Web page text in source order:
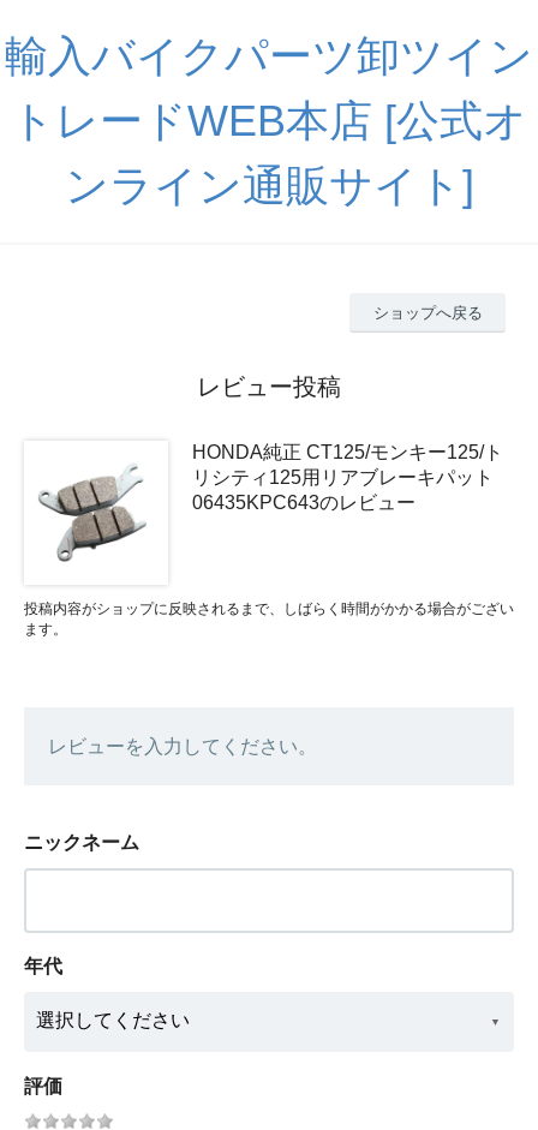
輸入バイクパーツ卸ツイン
トレードWEB本店 [公式オ
ンライン通販サイト]
ショップへ戻る
レビュー投稿
HONDA純正 CT125/モンキー125/ト
リシティ125用リアブレーキパット
06435KPC643のレビュー
投稿内容がショップに反映されるまで、しばらく時間がかかる場合がござい
ます。
レビューを入力してください。
ニックネーム
年代
評価